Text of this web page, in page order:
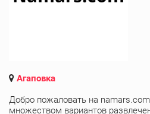
Агаповка
Добро пожаловать на
множеством вариантов